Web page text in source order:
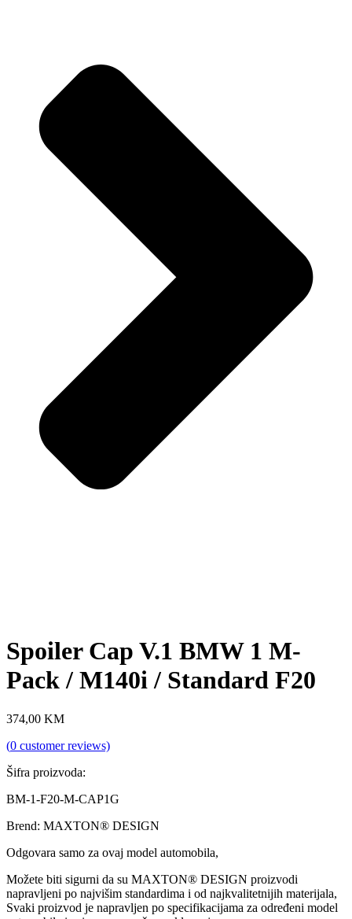
Spoiler Cap V.1 BMW 1 M-
Pack / M140i / Standard F20
374,00 KM
(0 customer reviews)
Šifra proizvoda:
BM-1-F20-M-CAP1G
Brend: MAXTON® DESIGN
Odgovara samo za ovaj model automobila,
Možete biti sigurni da su MAXTON® DESIGN proizvodi
napravljeni po najvišim standardima i od najkvalitetnijih materijala,
Svaki proizvod je napravljen po specifikacijama za određeni model